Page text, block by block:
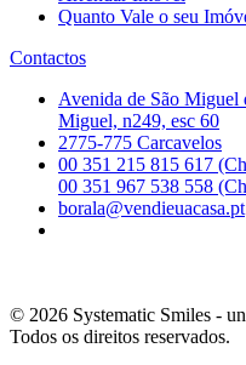
Quanto Vale o seu
Contactos
Avenida de São Miguel
Miguel, n249, esc 60
2775-775 Carcavelos
00 351 215 815 617
00 351 967 538 558
borala@vendieuacasa.pt
© 2026 Systematic Smiles -
Todos os direitos reservados.